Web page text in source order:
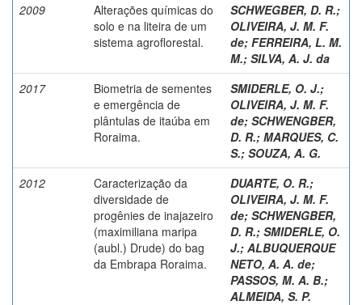
2009
Alterações químicas do
solo e na liteira de um
sistema agroflorestal.
SCHWEGBER, D. R.;
OLIVEIRA, J. M. F.
de; FERREIRA, L. M.
M.; SILVA, A. J. da
2017
Biometria de sementes
e emergência de
plântulas de itaúba em
Roraima.
SMIDERLE, O. J.;
OLIVEIRA, J. M. F.
de; SCHWENGBER,
D. R.; MARQUES, C.
S.; SOUZA, A. G.
2012
Caracterização da
diversidade de
progênies de inajazeiro
(maximiliana maripa
(aubl.) Drude) do bag
da Embrapa Roraima.
DUARTE, O. R.;
OLIVEIRA, J. M. F.
de; SCHWENGBER,
D. R.; SMIDERLE, O.
J.; ALBUQUERQUE
NETO, A. A. de;
PASSOS, M. A. B.;
ALMEIDA, S. P.